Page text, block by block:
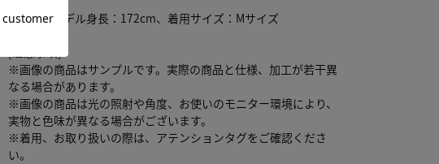
■BLK モデル身長：172cm、着用サイズ：Mサイズ
※画像の商品はサンプルです。実際の商品と仕様、加工が若干異
なる場合があります。
※画像の商品は光の照射や角度、お使いのモニター環境により、
実物と色味が異なる場合がございます。
※着用、お取り扱いの際は、アテンションタグをご確認くださ
い。